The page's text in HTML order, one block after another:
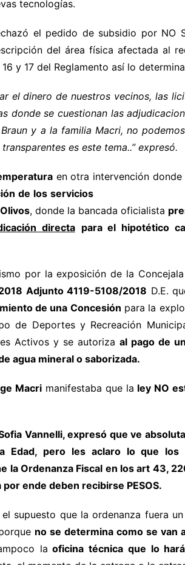
tecnologías.
el pedido de subsidio por NO
del área física afectada al
y 17 del Reglamento así lo
el dinero de nuestros vecinos, las
donde se cuestionan las
y a la familia Macri, no
es este tema..” expresó.
en otra intervención donde
de los servicios
, donde la bancada oficialista
directa para el hipotético
por la exposición de la
Adjunto 4119-5108/2018 D.E.
de una Concesión para la
de Deportes y Recreación
Activos y se autoriza al pago de
agua mineral o saborizada.
Macri manifestaba que la ley NO
Vannelli, expresó que ve
pero les aclaro lo que los
la Ordenanza Fiscal en los art 43,
ende deben recibirse PESOS.
supuesto que la ordenanza fuera un
no se determina como se van
la oficina técnica que lo